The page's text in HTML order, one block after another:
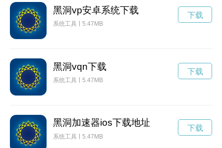
黑洞vp安卓系统下载
系统工具 5.47MB
下载
黑洞vqn下载
系统工具 5.47MB
下载
黑洞加速器ios下载地址
系统工具 5.47MB
下载